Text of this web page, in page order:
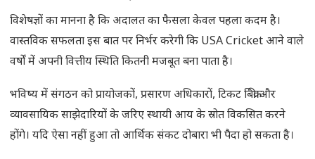
विशेषज्ञों का मानना है कि अदालत का फैसला केवल पहला कदम है।
वास्तविक सफलता इस बात पर निर्भर करेगी कि USA Cricket आने वाले
वर्षों में अपनी वित्तीय स्थिति कितनी मजबूत बना पाता है।
भविष्य में संगठन को प्रायोजकों, प्रसारण अधिकारों, टिकट बिक्री और
व्यावसायिक साझेदारियों के जरिए स्थायी आय के स्रोत विकसित करने
होंगे। यदि ऐसा नहीं हुआ तो आर्थिक संकट दोबारा भी पैदा हो सकता है।